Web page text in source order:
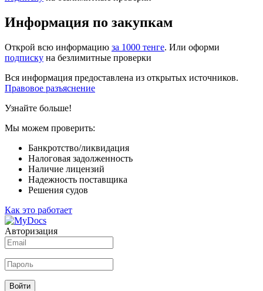
Информация по закупкам
Открой всю информацию за 1000 тенге. Или оформи
подписку на безлимитные проверки
Вся информация предоставлена из открытых источников.
Правовое разъяснение
Узнайте больше!
Мы можем проверить:
Банкротство/ликвидация
Налоговая задолженность
Наличие лицензий
Надежность поставщика
Решения судов
Как это работает
Авторизация
Войти